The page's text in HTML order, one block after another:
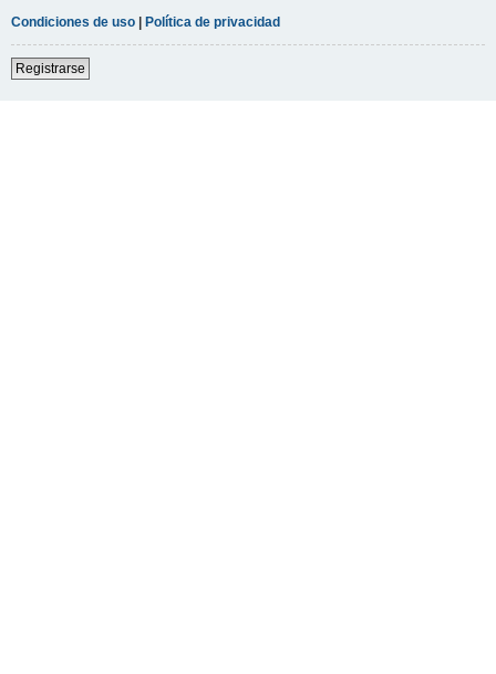
Condiciones de uso | Política de privacidad
Registrarse